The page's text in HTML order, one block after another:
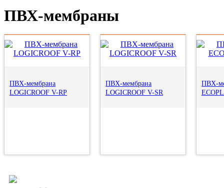
ПВХ-мембраны
ПВХ-мембрана
LOGICROOF V-RP
ПВХ-мембрана
LOGICROOF V-SR
ПВХ-